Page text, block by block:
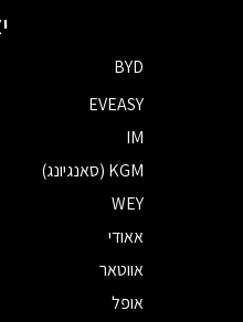
BYD
EVEASY
IM
KGM (סאנגיונג)
WEY
אאודי
אווטאר
אופל